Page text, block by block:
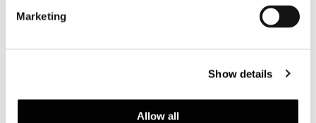
Marketing
Show details
Allow all